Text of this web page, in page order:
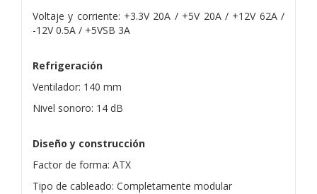
Voltaje y corriente: +3.3V 20A / +5V 20A / +12V 62A /
-12V 0.5A / +5VSB 3A
Refrigeración
Ventilador: 140 mm
Nivel sonoro: 14 dB
Diseño y construcción
Factor de forma: ATX
Tipo de cableado: Completamente modular